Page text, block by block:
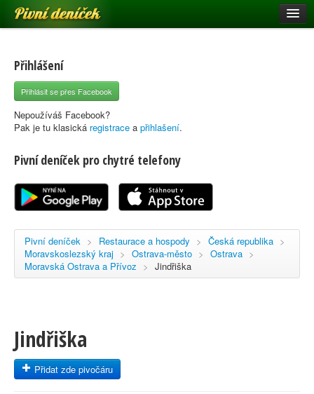
Pivní deníček
Pivní mapa
Pivní značky
Nápověda
Registrace
Přihlášení
Přihlásit se přes Facebook
Nepoužíváš Facebook?
Pak je tu klasická registrace a přihlašení.
Pivní deníček pro chytré telefony
Pivní deníček > Restaurace a hospody > Česká republika >
Moravskoslezský kraj > Ostrava-město > Ostrava >
Moravská Ostrava a Přívoz > Jindřiška
Jindřiška
Přidat zde pivočáru